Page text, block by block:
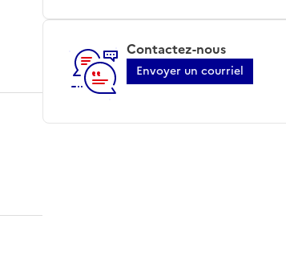
Contactez-nous
Envoyer un courriel